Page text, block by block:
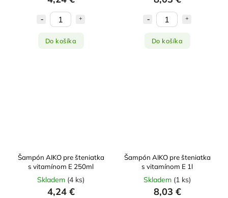
Do košíka Do košíka
Šampón AIKO pre šteniatka
s vitamínom E 250ml
Skladem (4 ks)
4,24 €
Šampón AIKO pre šteniatka
s vitamínom E 1l
Skladem (1 ks)
8,03 €